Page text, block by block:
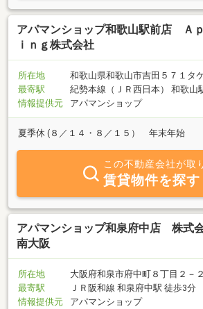
アパマンショップ和歌山駅前店 Ａ
ｉｎｇ株式会社
所在地
和歌山県和歌山市吉田５７１タ
最寄駅
紀勢本線（ＪＲ西日本） 和歌山
情報提供元
アパマンショップ
夏季休 (８／１４・８／１５） 年末年始
この不動産会社が取
賃貸物件を探す
アパマンショップ和泉府中店 株式
南大阪
所在地
大阪府和泉市府中町８丁目２－
最寄駅
ＪＲ阪和線 和泉府中駅 徒歩3分
情報提供元
アパマンショップ